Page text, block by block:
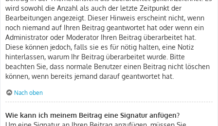
wird sowohl die Anzahl als auch der letzte Zeitpunkt der
Bearbeitungen angezeigt. Dieser Hinweis erscheint nicht, wenn
noch niemand auf Ihren Beitrag geantwortet hat oder wenn ein
Administrator oder Moderator Ihren Beitrag überarbeitet hat.
Diese können jedoch, falls sie es für nötig halten, eine Notiz
hinterlassen, warum Ihr Beitrag überarbeitet wurde. Bitte
beachten Sie, dass normale Benutzer einen Beitrag nicht löschen
können, wenn bereits jemand darauf geantwortet hat.
Nach oben
Wie kann ich meinem Beitrag eine Signatur anfügen?